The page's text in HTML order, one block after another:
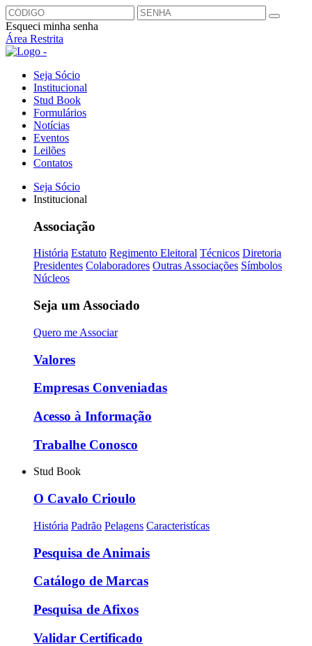
Esqueci minha senha
Área Restrita
Seja Sócio
Institucional
Stud Book
Formulários
Notícias
Eventos
Leilões
Contatos
Seja Sócio
Institucional
Associação
História Estatuto Regimento Eleitoral Técnicos Diretoria
Presidentes Colaboradores Outras Associações Símbolos
Núcleos
Seja um Associado
Quero me Associar
Valores
Empresas Conveniadas
Acesso à Informação
Trabalhe Conosco
Stud Book
O Cavalo Crioulo
História Padrão Pelagens Caracteristícas
Pesquisa de Animais
Catálogo de Marcas
Pesquisa de Afixos
Validar Certificado